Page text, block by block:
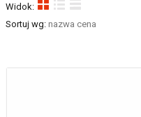
Widok:
Sortuj wg: nazwa cena